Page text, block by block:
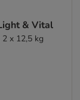
& Vital
2 x 12,5 kg